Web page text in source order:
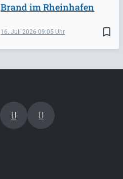
bookmark_border
16. Juli 202609:05
Brand im Rheinhafen